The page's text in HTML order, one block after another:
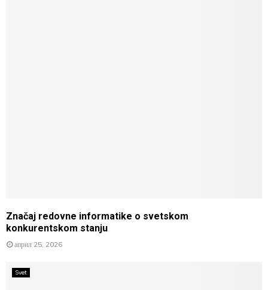
Značaj redovne informatike o svetskom
konkurentskom stanju
април 25, 2026
Svet